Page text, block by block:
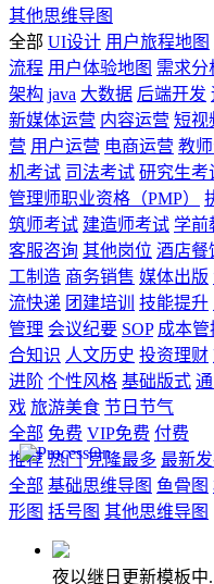
其他思维导图
全部 UI设计 用户旅程地图
流程 用户体验地图 需求分
架构 java 大数据 后端开发
新媒体运营 内容运营 短视
营 用户运营 电商运营 教
机考试 司法考试 研究生考
管理师职业资格（PMP）
筑师考试 建造师考试 学前
客服咨询 其他岗位 酒店餐
工制造 商务销售 媒体出版
流快递 团建培训 技能提升
管理 会议纪要 SOP 成本管
合知识 人文历史 投资理财
进阶 个性风格 基础版式
戏 旅游美食 节日节气
全部 免费 VIP免费 付费
推荐 热门 克隆最多 最新
全部 基础思维导图 鱼骨图
形图 括号图 其他思维导图
夜以继日更新模板中